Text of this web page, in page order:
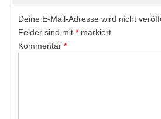
Deine E-Mail-Adresse wird nicht
Felder sind mit * markiert
Kommentar *